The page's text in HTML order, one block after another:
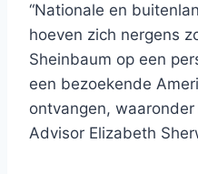
“Nationale en
hoeven zich nergens
Sheinbaum op een
een bezoekende
ontvangen,
Advisor Elizabeth